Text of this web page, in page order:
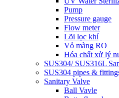
Pump
Pressure gauge
Flow meter
Lõi lọc khí
Vỏ màng RO
Hóa chất xử lý
SUS304/ SUS316L
SUS304 pipes &
Sanitary Valve
Ball Vavle